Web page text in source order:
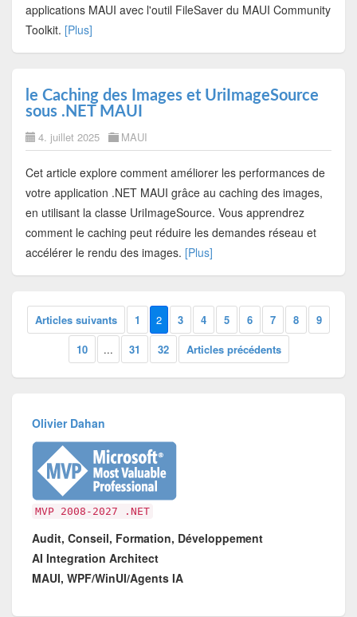
applications MAUI avec l'outil FileSaver du MAUI Community
Toolkit. [Plus]
le Caching des Images et UriImageSource
sous .NET MAUI
4. juillet 2025 MAUI
Cet article explore comment améliorer les performances de
votre application .NET MAUI grâce au caching des images,
en utilisant la classe UriImageSource. Vous apprendrez
comment le caching peut réduire les demandes réseau et
accélérer le rendu des images. [Plus]
Articles suivants 1 2 3 4 5 6 7 8
9
10
... 31 32 Articles précédents
Olivier Dahan
MVP 2008-2027 .NET
Audit, Conseil, Formation, Développement
AI Integration Architect
MAUI, WPF/WinUI/Agents IA